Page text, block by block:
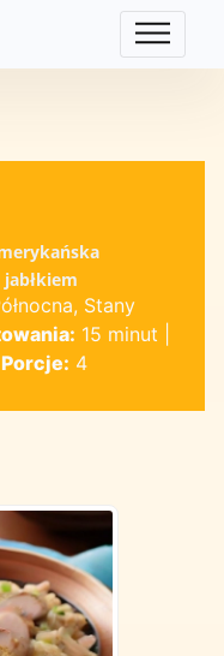
Stany
15 minut
Porcje: 4